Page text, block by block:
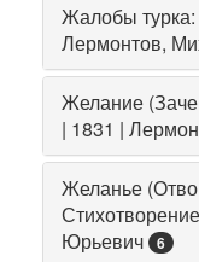
Жалобы турка:
Лермонтов,
Желание
| 1831 |
Желанье
Юрьевич
6